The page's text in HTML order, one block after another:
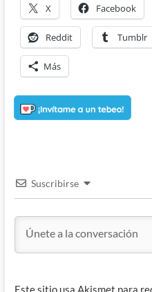
X Facebook
Reddit Tumblr
Más
Suscribirse
Este sitio usa Akismet para